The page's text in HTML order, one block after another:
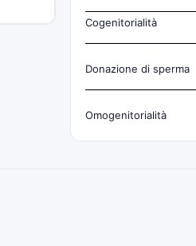
Cogenitorialità
Donazione di sperma
Omogenitorialità